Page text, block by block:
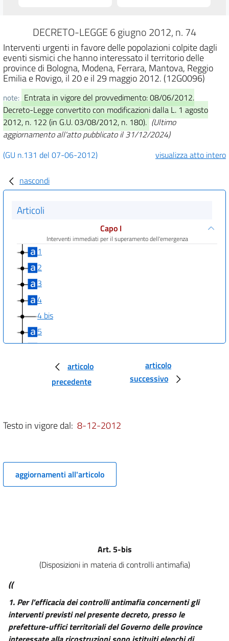
DECRETO-LEGGE 6 giugno 2012, n. 74
Interventi urgenti in favore delle popolazioni colpite dagli
eventi sismici che hanno interessato il territorio delle
province di Bologna, Modena, Ferrara, Mantova, Reggio
Emilia e Rovigo, il 20 e il 29 maggio 2012. (12G0096)
note: Entrata in vigore del provvedimento: 08/06/2012.
Decreto-Legge convertito con modificazioni dalla L. 1 agosto
2012, n. 122 (in G.U. 03/08/2012, n. 180). (Ultimo
aggiornamento all'atto pubblicato il 31/12/2024)
(GU n.131 del 07-06-2012)
visualizza atto intero
nascondi
Articoli
Capo I
Interventi immediati per il superamento dell'emergenza
1
2
3
4
4 bis
5
5 bis
9
Interventi per la ripresa economica
10
11
14
16
Capo III
Misure urgenti in materia di rifiuti e ambiente
articolo
precedente
articolo
successivo
Testo in vigore dal: 8-12-2012
aggiornamenti all'articolo
Art. 5-bis
(Disposizioni in materia di controlli antimafia)
((
1. Per l'efficacia dei controlli antimafia concernenti gli
interventi previsti nel presente decreto, presso le
prefetture-uffici territoriali del Governo delle province